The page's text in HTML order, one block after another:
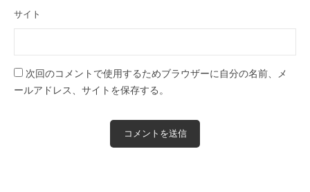
サイト
次回のコメントで使用するためブラウザーに自分の名前、メ
ールアドレス、サイトを保存する。